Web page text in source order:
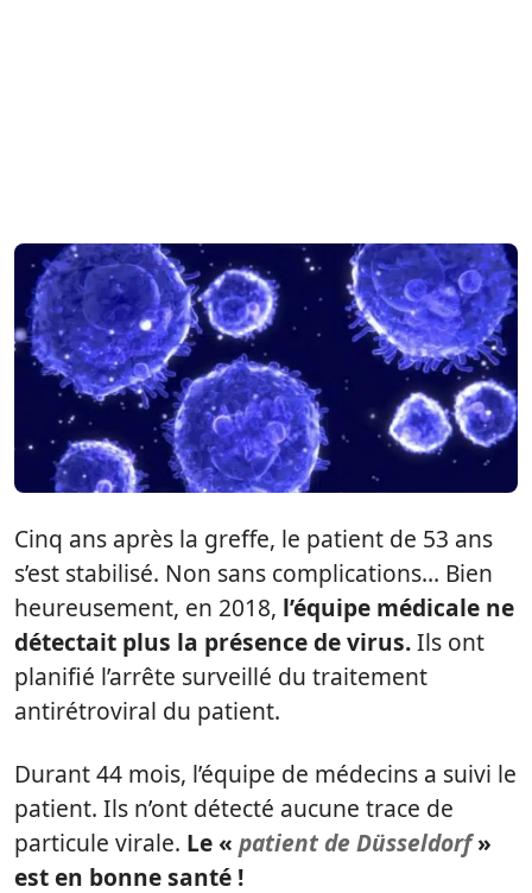
Cinq ans après la greffe, le patient de 53 ans
s’est stabilisé. Non sans complications… Bien
heureusement, en 2018, l’équipe médicale ne
détectait plus la présence de virus.Ils ont
planifié l’arrête surveillé du traitement
antirétroviral du patient.
Durant 44 mois, l’équipe de médecins a suivi le
patient. Ils n’ont détecté aucune trace de
particule virale. Le « patient de Düsseldorf»
est en bonne santé !